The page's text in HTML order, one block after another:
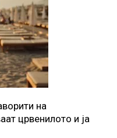
на
црвенилото и ја